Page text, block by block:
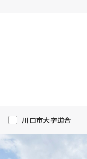
川口市大字道合